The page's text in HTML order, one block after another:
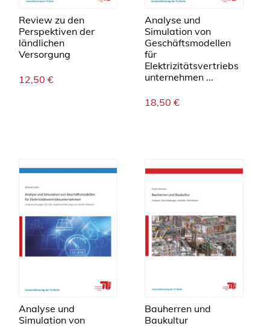
Review zu den
Perspektiven der
ländlichen
Versorgung
12,50 €
Analyse und
Simulation von
Geschäftsmodellen
für
Elektrizitätsvertriebs
unternehmen ...
18,50 €
Analyse und
Simulation von
Bauherren und
Baukultur